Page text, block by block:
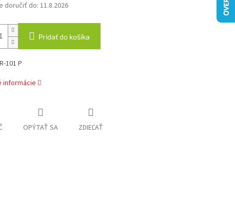
doručiť do: 11.8.2026
Pridať do košíka
101 P
informácie
OPÝTAŤ SA ZDIEĽAŤ